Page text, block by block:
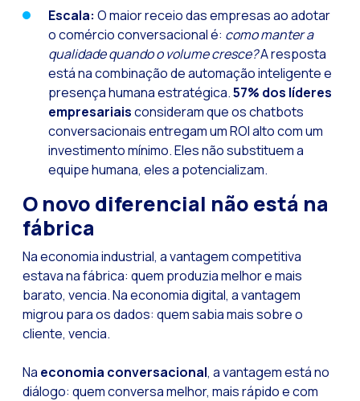
Escala: O maior receio das empresas ao adotar
o comércio conversacional é: como manter a
qualidade quando o volume cresce?A resposta
está na combinação de automação inteligente e
presença humana estratégica.57% dos líderes
empresariaisconsideram que os chatbots
conversacionais entregam um ROI alto com um
investimento mínimo. Eles não substituem a
equipe humana, eles a potencializam.
O novo diferencial não está na
fábrica
Na economia industrial, a vantagem competitiva
estava na fábrica: quem produzia melhor e mais
barato, vencia. Na economia digital, a vantagem
migrou para os dados: quem sabia mais sobre o
cliente, vencia.
Na economia conversacional, a vantagem está no
diálogo: quem conversa melhor, mais rápido e com